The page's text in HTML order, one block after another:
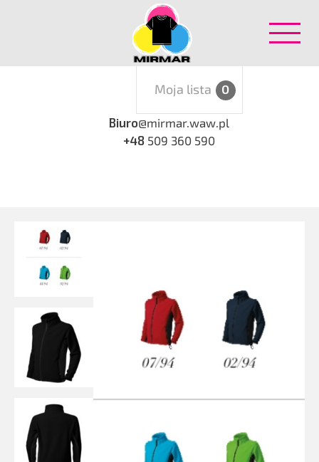
Biuro@mirmar.waw.pl
+48 509 360 590
Moja lista 0